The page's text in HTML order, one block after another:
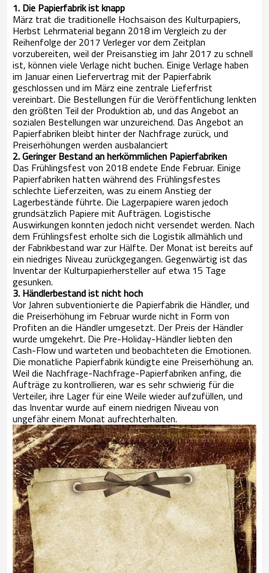
1. Die Papierfabrik ist knapp
März trat die traditionelle Hochsaison des Kulturpapiers,
Herbst Lehrmaterial begann 2018 im Vergleich zu der
Reihenfolge der 2017 Verleger vor dem Zeitplan
vorzubereiten, weil der Preisanstieg im Jahr 2017 zu schnell
ist, können viele Verlage nicht buchen. Einige Verlage haben
im Januar einen Liefervertrag mit der Papierfabrik
geschlossen und im März eine zentrale Lieferfrist
vereinbart. Die Bestellungen für die Veröffentlichung lenkten
den größten Teil der Produktion ab, und das Angebot an
sozialen Bestellungen war unzureichend. Das Angebot an
Papierfabriken bleibt hinter der Nachfrage zurück, und
Preiserhöhungen werden ausbalanciert
2. Geringer Bestand an herkömmlichen Papierfabriken
Das Frühlingsfest von 2018 endete Ende Februar. Einige
Papierfabriken hatten während des Frühlingsfestes
schlechte Lieferzeiten, was zu einem Anstieg der
Lagerbestände führte. Die Lagerpapiere waren jedoch
grundsätzlich Papiere mit Aufträgen. Logistische
Auswirkungen konnten jedoch nicht versendet werden. Nach
dem Frühlingsfest erholte sich die Logistik allmählich und
der Fabrikbestand war zur Hälfte. Der Monat ist bereits auf
ein niedriges Niveau zurückgegangen. Gegenwärtig ist das
Inventar der Kulturpapierhersteller auf etwa 15 Tage
gesunken.
3. Händlerbestand ist nicht hoch
Vor Jahren subventionierte die Papierfabrik die Händler, und
die Preiserhöhung im Februar wurde nicht in Form von
Profiten an die Händler umgesetzt. Der Preis der Händler
wurde umgekehrt. Die Pre-Holiday-Händler liebten den
Cash-Flow und warteten und beobachteten die Emotionen.
Die monatliche Papierfabrik kündigte eine Preiserhöhung an.
Weil die Nachfrage-Nachfrage-Papierfabriken anfing, die
Aufträge zu kontrollieren, war es sehr schwierig für die
Verteiler, ihre Lager für eine Weile wieder aufzufüllen, und
das Inventar wurde auf einem niedrigen Niveau von
ungefähr einem Monat aufrechterhalten.